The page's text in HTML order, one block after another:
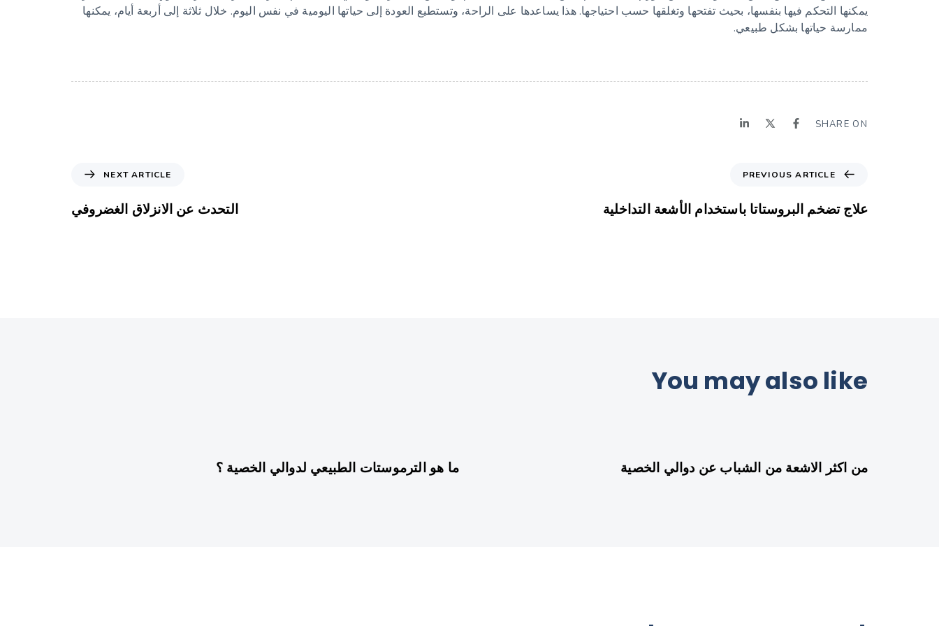
يمكنها التحكم فيها بنفسها، بحيث تفتحها وتغلقها حسب احتياجها. هذا يساعدها على الراحة، وتستطيع العودة إلى حياتها اليومية في نفس اليوم. خلال ثلاثة إلى أربعة أيام، يمكنها
ممارسة حياتها بشكل طبيعي.
SHARE ON
PREVIOUS ARTICLE
علاج تضخم البروستاتا باستخدام الأشعة التداخلية
NEXT ARTICLE
التحدث عن الانزلاق الغضروفي
You may also like
من اكثر الاشعة من الشباب عن دوالي الخصية ما هو الترموستات الطبيعي لدوالي الخصية ؟